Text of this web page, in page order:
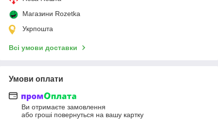
Магазини Rozetka
Укрпошта
Всі умови доставки
Умови оплати
Ви отримаєте замовлення
або гроші повернуться на вашу картку